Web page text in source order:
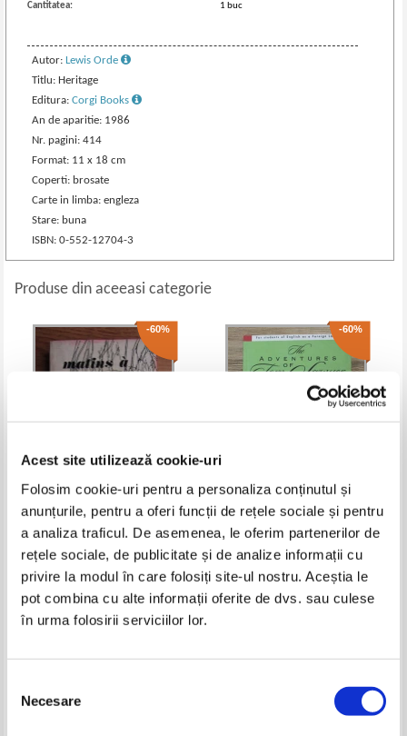
Acest site utilizează cookie-uri
Folosim cookie-uri pentru a personaliza conținutul și
anunțurile, pentru a oferi funcții de rețele sociale și pentru
a analiza traficul. De asemenea, le oferim partenerilor de
rețele sociale, de publicitate și de analize informații cu
privire la modul în care folosiți site-ul nostru. Aceștia le
pot combina cu alte informații oferite de dvs. sau culese
în urma folosirii serviciilor lor.
consimțământului
Necesare
Cantitatea:
1 buc
Autor:Lewis Orde
Titlu: Heritage
Editura:Corgi Books
An de aparitie: 1986
Nr. pagini: 414
Format: 11 x 18 cm
Coperti: brosate
Carte in limba: engleza
Stare: buna
ISBN: 0-552-12704-3
Produse din aceeasi categorie
-60%
Jalna
Pret:13,00Lei 5,20 Lei
Adaugă în coș
-60%
Tom Sawyer
Pret:17,00Lei 6,80 Lei
Adaugă în coș